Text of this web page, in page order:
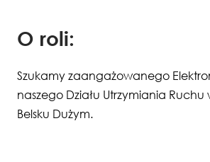
O roli:
Szukamy zaangażowanego
naszego Działu Utrzymiania Ruchu
Belsku Dużym.